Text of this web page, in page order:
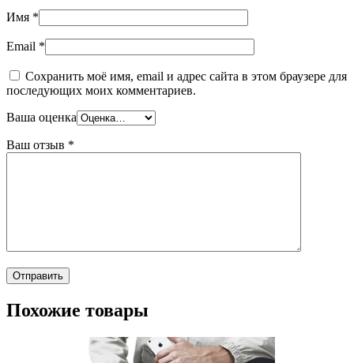
Имя *
Email *
Сохранить моё имя, email и адрес сайта в этом браузере для
последующих моих комментариев.
Ваша оценка
Ваш отзыв *
Похожие товары